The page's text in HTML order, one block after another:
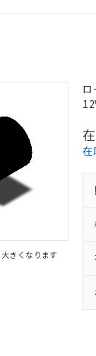
きくなります
在